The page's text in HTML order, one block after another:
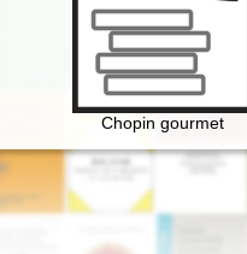
inspiration
1 Chopin gourmet